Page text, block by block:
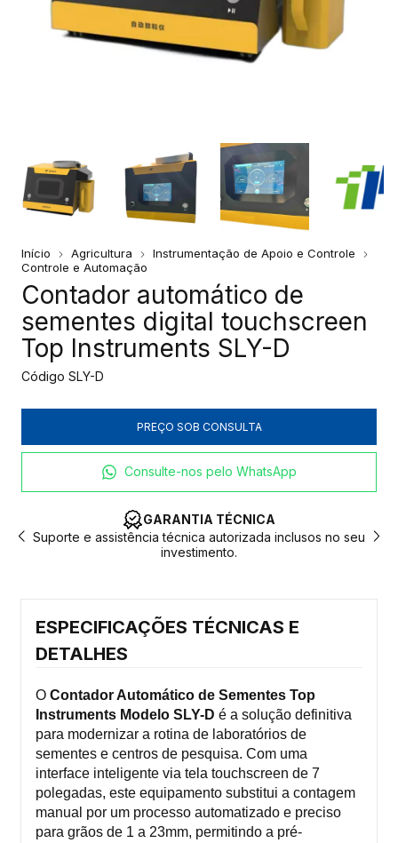
Início Agricultura
Instrumentação de Apoio e Controle
Controle e Automação
Contador automático de
sementes digital touchscreen
Top Instruments SLY-D
Código SLY-D
Consulte-nos pelo WhatsApp
LOGÍSTICA DE IMPORTAÇÃO
Produtos sob encomenda. Consulte o prazo exato com o
especialista.
ESPECIFICAÇÕES TÉCNICAS E
DETALHES
O Contador Automático de Sementes Top
Instruments Modelo SLY-D é a solução definitiva
para modernizar a rotina de laboratórios de
sementes e centros de pesquisa. Com uma
interface inteligente via tela touchscreen de 7
polegadas, este equipamento substitui a contagem
manual por um processo automatizado e preciso
para grãos de 1 a 23mm, permitindo a pré-